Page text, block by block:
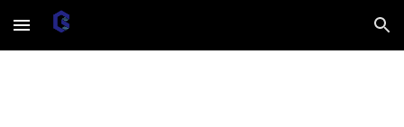
Skip to main content Skip to navigation